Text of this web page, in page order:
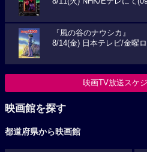
『風の谷のナウシカ』
8/14(金) 日本テレビ/金曜
映画TV放送スケ
映画館を探す
都道府県から映画館